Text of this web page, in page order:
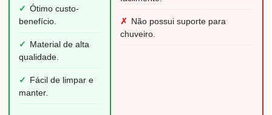
✓ Ótimo custo-
benefício.
✓
Material de alta
qualidade.
✓
Fácil de limpar e
manter.
✗ Não possui suporte para
chuveiro.